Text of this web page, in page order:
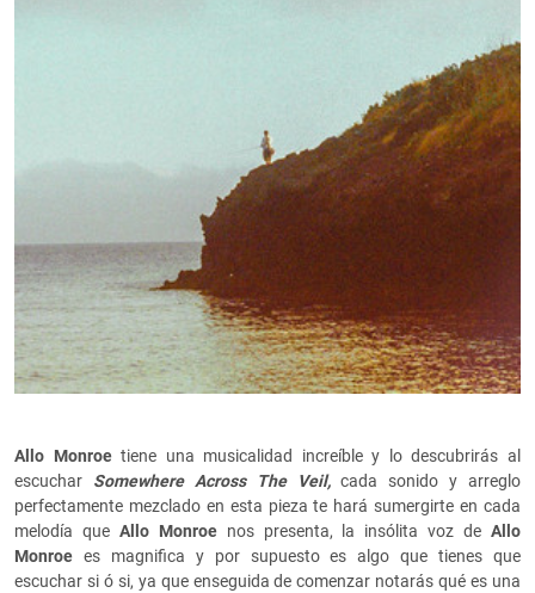
Allo Monroetiene una musicalidad increíble y lo descubrirás al
escuchar Somewhere Across The Veil,cada sonido y arreglo
perfectamente mezclado en esta pieza te hará sumergirte en cada
melodía que Allo Monroenos presenta, la insólita voz deAllo
Monroe es magnifica y por supuesto es algo que tienes que
escuchar si ó si, ya que enseguida de comenzar notarás qué es una